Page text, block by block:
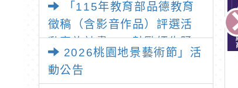
「115年教育部品德教育
徵稿（含影音作品）評選活
動實施計畫」，鼓勵師生踴
躍報名參加
2026桃園地景藝術節」活
動公告
臺中國際動
片競賽」徵件